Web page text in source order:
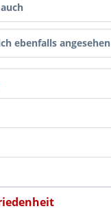
ebenfalls angesehen